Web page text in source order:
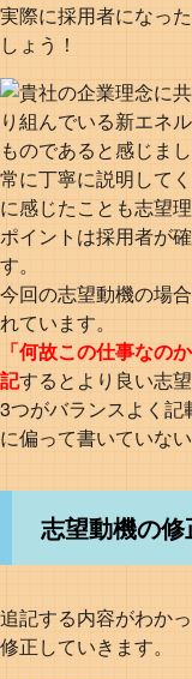
実際に採用者になっ
しょう！
ポイントは採用者が
す。
今回の志望動機の場
れています。
「何故この仕事なの
記するとより良い志
3つがバランスよく
に偏って書いていな
志望動機の
追記する内容がわか
修正していきます。